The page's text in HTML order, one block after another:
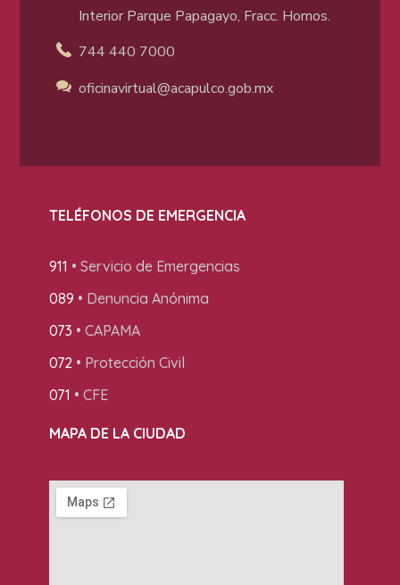
Interior Parque Papagayo, Fracc. Hornos.
744 440 7000
oficinavirtual@acapulco.gob.mx
TELÉFONOS DE EMERGENCIA
911 • Servicio de Emergencias
089 • Denuncia Anónima
073 • CAPAMA
072 • Protección Civil
071 • CFE
MAPA DE LA CIUDAD